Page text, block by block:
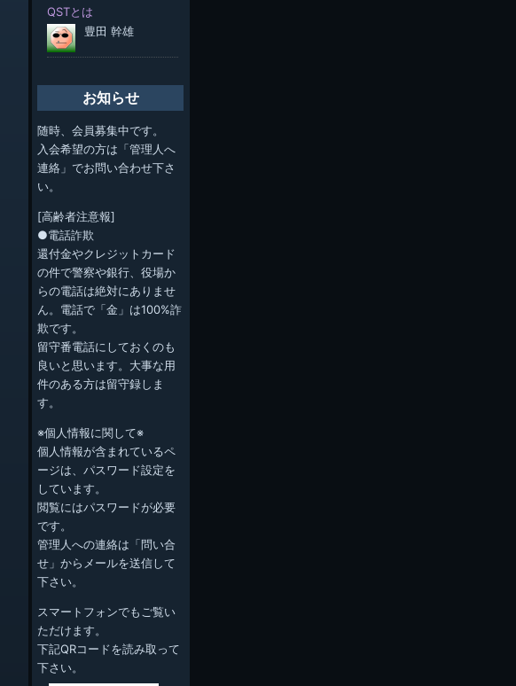
お知らせ
随時、会員募集中です。
入会希望の方は「管理人へ
連絡」でお問い合わせ下さ
い。
[高齢者注意報]
●電話詐欺
還付金やクレジットカード
の件で警察や銀行、役場か
らの電話は絶対にありませ
ん。電話で「金」は100%詐
欺です。
留守番電話にしておくのも
良いと思います。大事な用
件のある方は留守録しま
す。
※個人情報に関して※
個人情報が含まれているペ
ージは、パスワード設定を
しています。
閲覧にはパスワードが必要
です。
管理人への連絡は「問い合
せ」からメールを送信して
下さい。
スマートフォンでもご覧い
ただけます。
下記QRコードを読み取って
下さい。